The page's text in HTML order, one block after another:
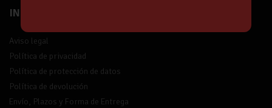
INFORMACIÓN
Aviso legal
Política de privacidad
Política de protección de datos
Política de devolución
Envío, Plazos y Forma de Entrega